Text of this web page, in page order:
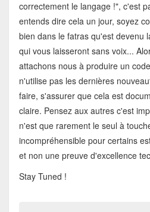
correctement le langage !", c'est
entends dire cela un jour, soyez
bien dans le fatras qu'est devenu
qui vous laisseront sans voix...
attachons nous à produire un
n'utilise pas les dernières
faire, s'assurer que cela est
claire. Pensez aux autres c'est
n'est que rarement le seul à
incompréhensible pour certains
et non une preuve d'excellence
Stay Tuned !